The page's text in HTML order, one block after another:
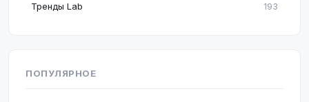
Тренды Lab 193
ПОПУЛЯРНОЕ